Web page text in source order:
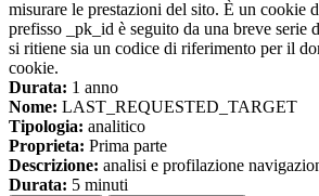
misurare le prestazioni del sito. È un cookie
prefisso _pk_id è seguito da una breve serie
si ritiene sia un codice di riferimento per il
cookie.
Durata: 1 anno
Nome: LAST_REQUESTED_TARGET
Tipologia: analitico
Proprieta: Prima parte
Descrizione: analisi e profilazione
Durata: 5 minuti